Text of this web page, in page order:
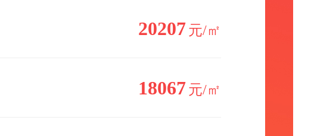
20207 元/㎡
18067 元/㎡